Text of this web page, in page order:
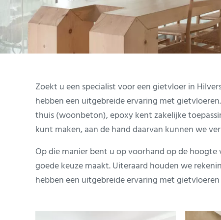
Zoekt u een specialist voor een gietvloer in
hebben een uitgebreide ervaring met
thuis (woonbeton), epoxy kent zakelijke
kunt maken, aan de hand daarvan kunnen we
Op die manier bent u op voorhand op de
goede keuze maakt. Uiteraard houden we
hebben een uitgebreide ervaring met